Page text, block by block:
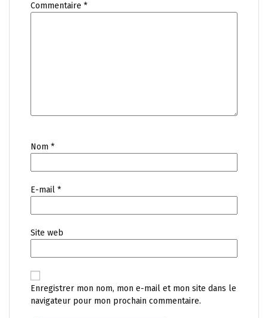
Commentaire *
Nom *
E-mail *
Site web
Enregistrer mon nom, mon e-mail et mon site dans le
navigateur pour mon prochain commentaire.